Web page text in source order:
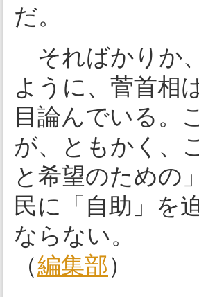
だ。
そればかりか
ように、菅首相
目論んでいる。
が、ともかく、
と希望のための
民に「自助」を
ならない。
（編集部）